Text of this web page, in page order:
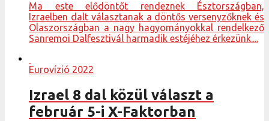
Ma este elődöntőt rendeznek Észtországban,
Izraelben dalt választanak a döntős versenyzőknek és
Olaszországban a nagy hagyományokkal rendelkező
Sanremoi Dalfesztivál harmadik estéjéhez érkezünk....
Eurovízió 2022
Izrael 8 dal közül választ a
február 5-i X-Faktorban